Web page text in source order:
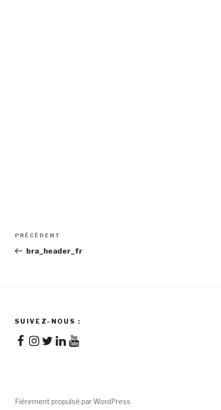
Navigation
l'article
Article
précédent
PRÉCÉDENT
bra_header_fr
SUIVEZ-NOUS :
Facebook
Instagram
TwitterLinkedInYouTube
Fièrement propulsé par WordPress